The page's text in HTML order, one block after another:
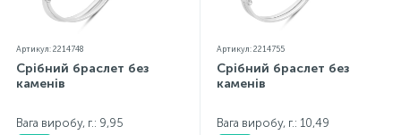
Артикул: 2214748
Срібний браслет без
каменів
Вага виробу, г.: 9,95
Артикул: 2214755
Срібний браслет без
каменів
Вага виробу, г.: 10,49